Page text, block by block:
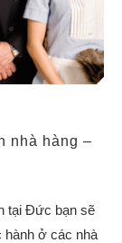
nhà hàng –
tại Đức bạn sẽ
ở các nhà